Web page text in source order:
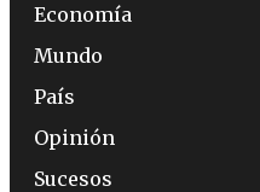
Economía
Mundo
País
Opinión
Sucesos